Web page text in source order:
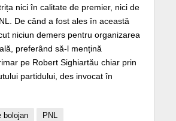
nici în calitate de premier, nici de
De când a fost ales în această
niciun demers pentru organizarea
preferând să-l mențină
pe Robert Sighiartău chiar prin
partidului, des invocat în
bolojan PNL